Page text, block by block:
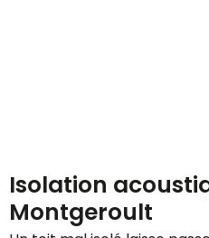
Isolation
Montgeroult